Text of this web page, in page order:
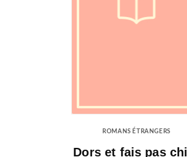
ROMANS ÉTRANGERS
Dors et fais pas